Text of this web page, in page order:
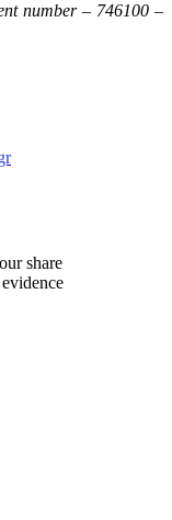
number – 746100 –
share